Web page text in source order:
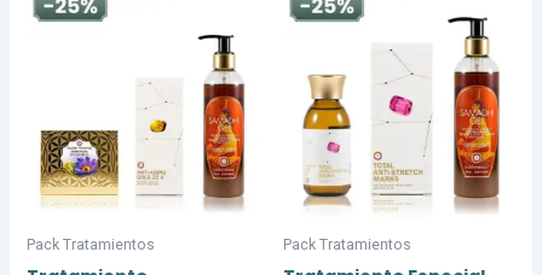
Pack Tratamientos Pack Tratamientos